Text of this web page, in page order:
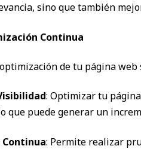
sino que también
Continua
de tu página
: Optimizar tu
que puede generar un
Continua: Permite realizar